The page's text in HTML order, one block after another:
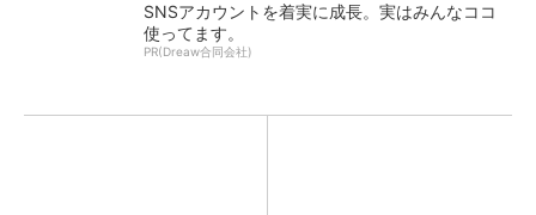
SNSアカウントを着実に成長。実はみんなココ
使ってます。
PR(Dreaw合同会社)